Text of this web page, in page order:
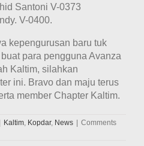
Santoni V-0373
V-0400.
kepengurusan baru tuk
para pengguna Avanza
Kaltim, silahkan
ini. Bravo dan maju terus
member Chapter Kaltim.
Kaltim, Kopdar, News
Comments